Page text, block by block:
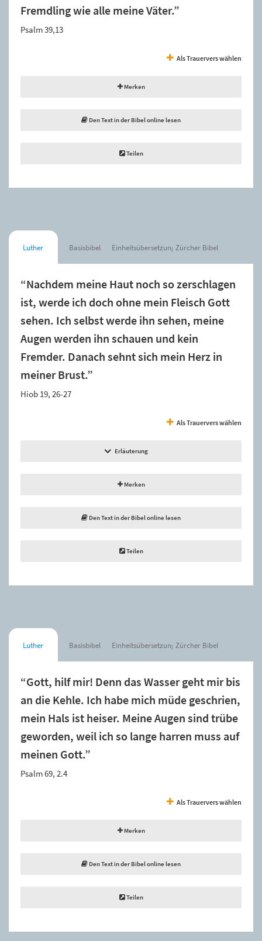
Fremdling wie alle meine Väter.”
Psalm 39,13
Als Trauervers wählen
Merken
Den Text in der Bibel online lesen
Teilen
Luther Basisbibel Einheitsübersetzung Zürcher Bibel
“Nachdem meine Haut noch so zerschlagen
ist, werde ich doch ohne mein Fleisch Gott
sehen. Ich selbst werde ihn sehen, meine
Augen werden ihn schauen und kein
Fremder. Danach sehnt sich mein Herz in
meiner Brust.”
Hiob 19, 26-27
Als Trauervers wählen
Erläuterung
Merken
Den Text in der Bibel online lesen
Teilen
Luther Basisbibel Einheitsübersetzung Zürcher Bibel
“Gott, hilf mir! Denn das Wasser geht mir bis
an die Kehle. Ich habe mich müde geschrien,
mein Hals ist heiser. Meine Augen sind trübe
geworden, weil ich so lange harren muss auf
meinen Gott.”
Psalm 69, 2.4
Als Trauervers wählen
Merken
Den Text in der Bibel online lesen
Teilen